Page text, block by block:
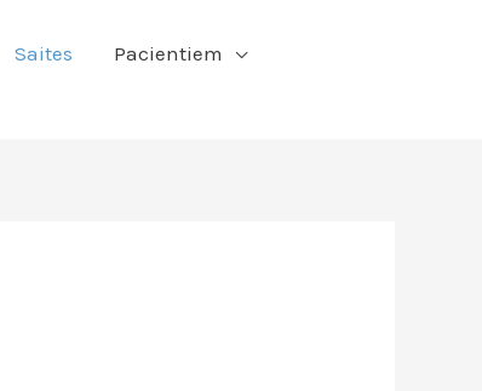
Saites
Pacientiem